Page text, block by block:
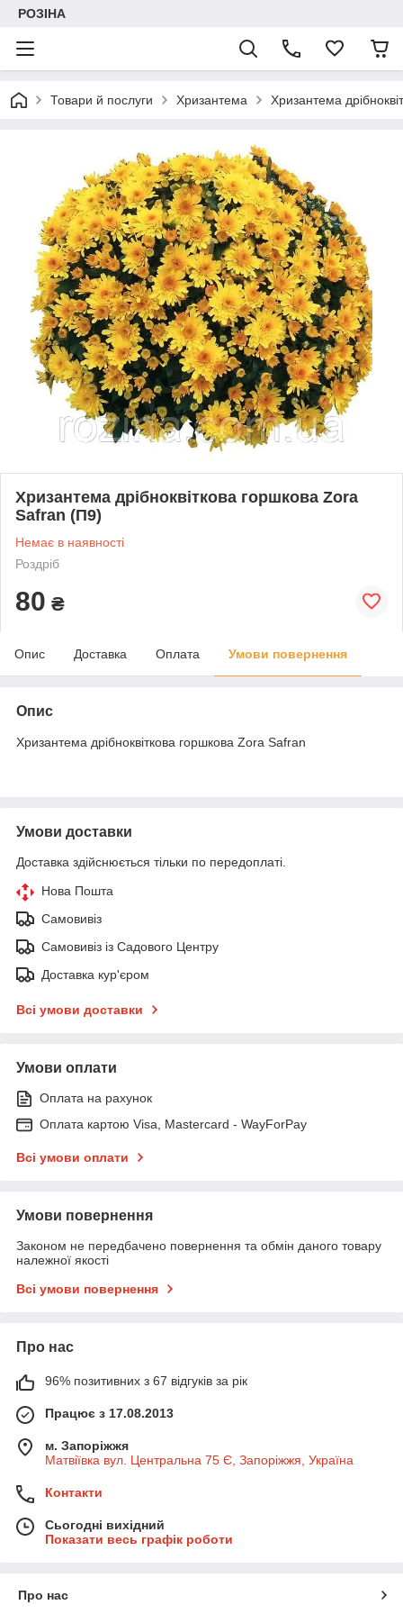
РОЗІНА
Товари й послуги Хризантема Хризантема
Хризантема дрібноквіткова горшкова Zora
Safran (П9)
Немає в наявності
Роздріб
80 ₴
Опис Доставка Оплата Умови повернення
Опис
Хризантема дрібноквіткова горшкова Zora Safran
Умови доставки
Доставка здійснюється тільки по передоплаті.
Нова Пошта
Самовивіз
Самовивіз із Садового Центру
Доставка кур'єром
Всі умови доставки
Умови оплати
Оплата на рахунок
Оплата картою Visa, Mastercard - WayForPay
Всі умови оплати
Умови повернення
Законом не передбачено повернення та обмін даного товару
належної якості
Всі умови повернення
Про нас
96% позитивних з 67 відгуків за рік
Працює з 17.08.2013
м. Запоріжжя
Матвіївка вул. Центральна 75 Є, Запоріжжя, Україна
Контакти
Сьогодні вихідний
Показати весь графік роботи
Про нас